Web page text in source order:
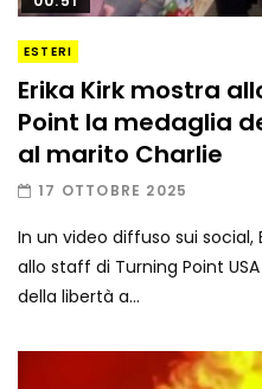
ESTERI
Erika Kirk mostra
Point la medaglia
al marito Charlie
17 OTTOBRE 2025
In un video diffuso sui social,
allo staff di Turning Point
della libertà a...